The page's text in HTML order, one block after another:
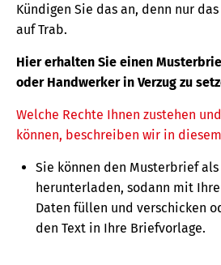
Kündigen Sie das an, denn nur
auf Trab.
Hier erhalten Sie einen
oder Handwerker in Verzug zu
Welche Rechte Ihnen zustehen
können, beschreiben wir in
Sie können den Musterbrief als
herunterladen, sodann mit
Daten füllen und verschicken
den Text in Ihre Briefvorlage.